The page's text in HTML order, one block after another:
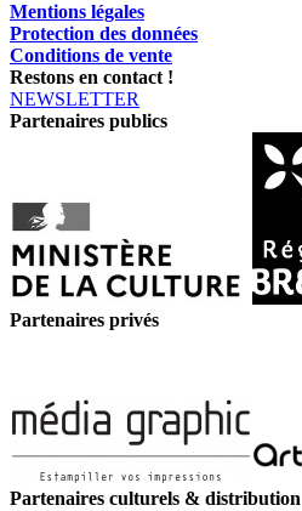
Mentions légales
Protection des données
Conditions de vente
Restons en contact !
NEWSLETTER
Partenaires publics
Partenaires privés
Partenaires culturels & distribution